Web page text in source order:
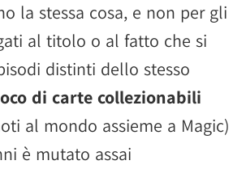
la stessa cosa, e non per gli
al titolo o al fatto che si
distinti dello stesso
di carte collezionabili
al mondo assieme a Magic)
è mutato assai